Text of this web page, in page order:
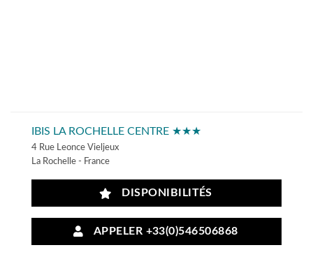
IBIS LA ROCHELLE CENTRE ★★★
4 Rue Leonce Vieljeux
La Rochelle - France
DISPONIBILITÉS
APPELER +33(0)546506868